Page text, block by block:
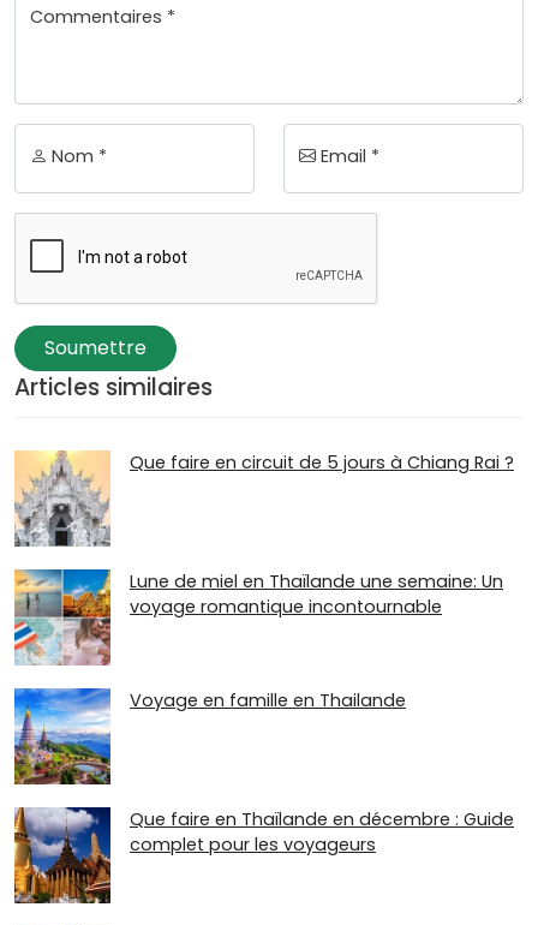
Commentaires *
Nom * Email *
Soumettre
Articles similaires
Que faire en circuit de 5 jours à Chiang Rai ?
Lune de miel en Thaïlande une semaine: Un
voyage romantique incontournable
Voyage en famille en Thailande
Que faire en Thaïlande en décembre : Guide
complet pour les voyageurs